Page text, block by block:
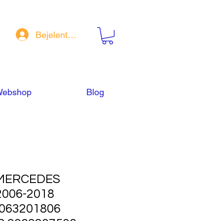
Bejelentkezés
Blog
2018